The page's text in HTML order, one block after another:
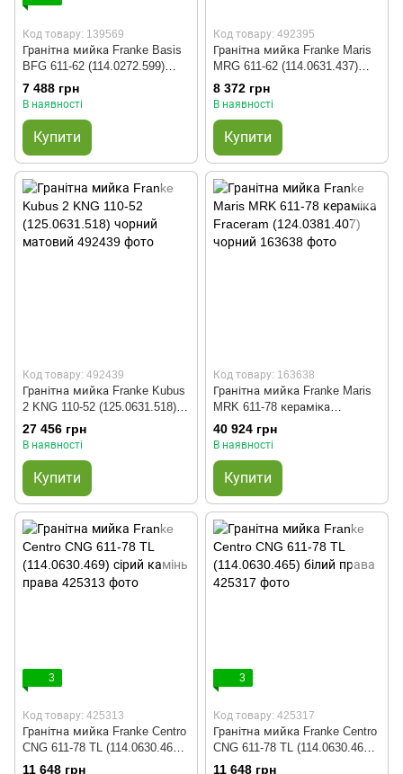
Код товару: 139569
Гранітна мийка Franke Basis
BFG 611-62 (114.0272.599)
біла
7 488 грн
В наявності
Купити
Код товару: 492395
Гранітна мийка Franke Maris
MRG 611-62 (114.0631.437)
чорний матовий
8 372 грн
В наявності
Купити
Код товару: 492439
Гранітна мийка Franke Kubus
2 KNG 110-52 (125.0631.518)
чорний матовий
27 456 грн
В наявності
Купити
Код товару: 163638
Гранітна мийка Franke Maris
MRK 611-78 кераміка
Fraceram (124.0381.407)
чорний
40 924 грн
В наявності
Купити
3
Код товару: 425313
Гранітна мийка Franke Centro
CNG 611-78 TL (114.0630.469)
сірий камінь права
11 648 грн
3
Код товару: 425317
Гранітна мийка Franke Centro
CNG 611-78 TL (114.0630.465)
білий права
11 648 грн